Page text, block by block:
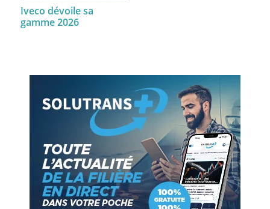
Iveco dévoile sa
gamme 2026